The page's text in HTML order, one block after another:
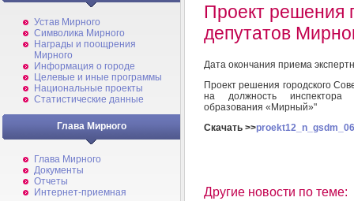
Устав Мирного
Символика Мирного
Награды и поощрения
Мирного
Информация о городе
Целевые и иные программы
Национальные проекты
Статистические данные
Глава Мирного
Глава Мирного
Документы
Отчеты
Интернет-приемная
Проект решения
депутатов
Дата окончания приема
Проект решения городского
на должность инспектора
образования «Мирный»"
Скачать >>
Другие новости по теме: